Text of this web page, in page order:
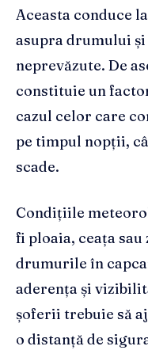
Aceasta conduce
asupra drumului
neprevăzute. De
constituie un
cazul celor care
pe timpul nopții,
scade.
Condițiile
fi ploaia, ceața
drumurile în
aderența și
șoferii trebuie să
o distanță de